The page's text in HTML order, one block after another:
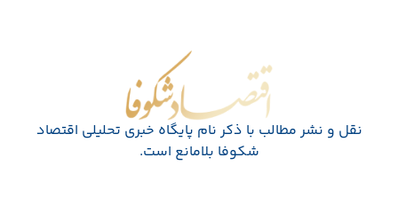
اقتصاد شکوفا
نقل و نشر مطالب با ذکر نام پايگاه خبری تحليلی اقتصاد
شکوفا بلامانع است.